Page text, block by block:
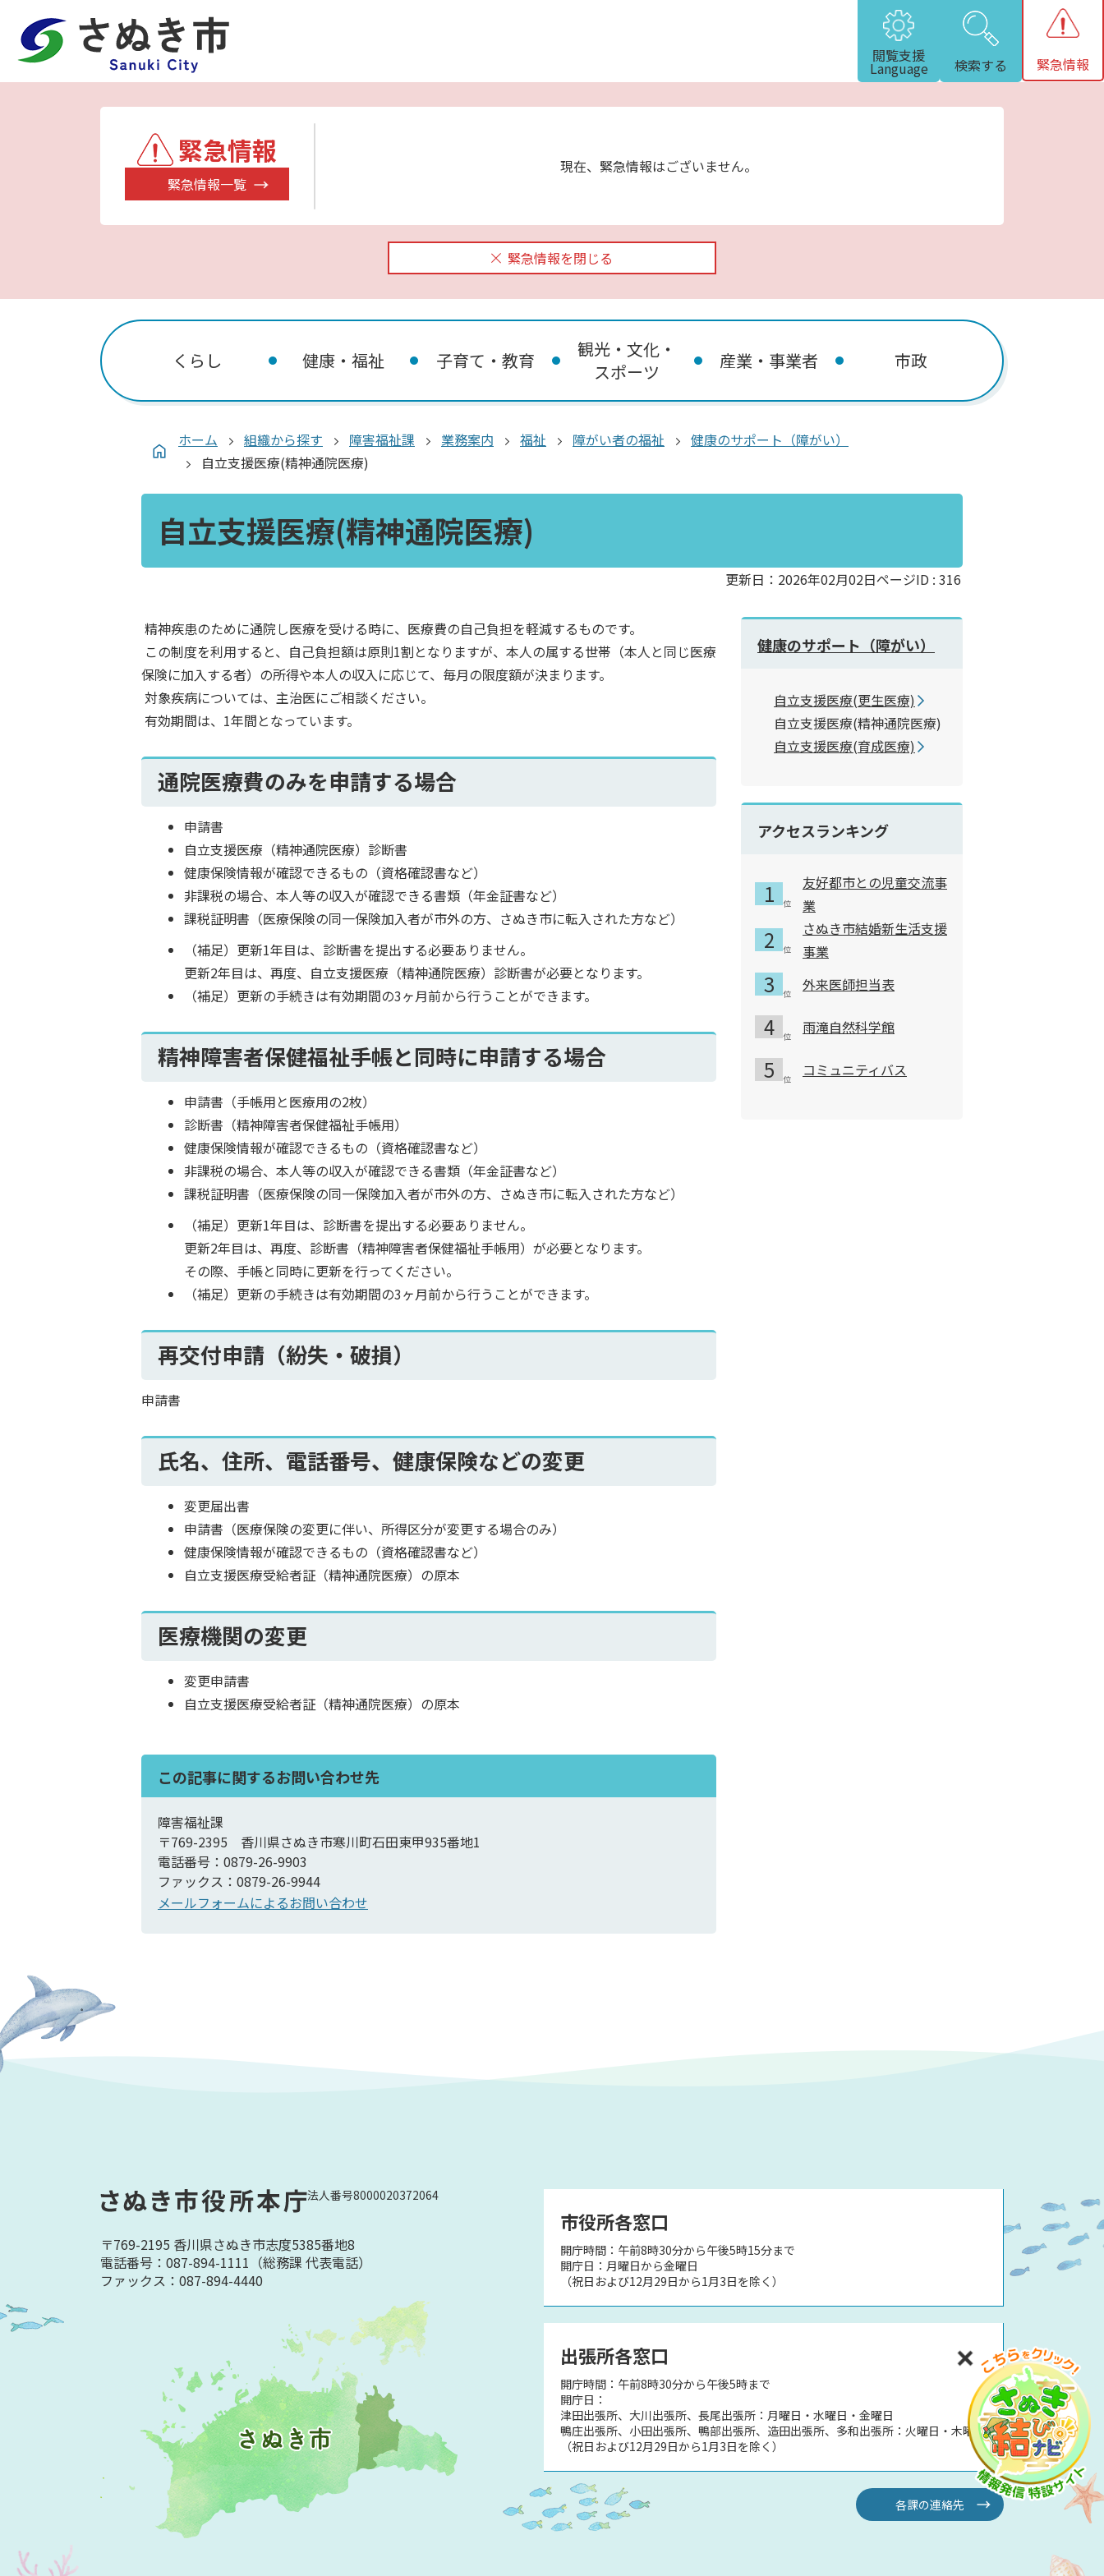
閲覧支援
Language 検索する 緊急情報
緊急情報
緊急情報一覧
現在、緊急情報はございません。
緊急情報を閉じる
くらし 健康・福祉 子育て・教育
観光・文化・
スポーツ
産業・事業者 市政
ホーム 組織から探す 障害福祉課 業務案内 福祉 障がい者の福祉
健康のサポート（障がい）
自立支援医療(精神通院医療)
自立支援医療(精神通院医療)
更新日：2026年02月02日ページID : 316
精神疾患のために通院し医療を受ける時に、医療費の自己負担を軽減するものです。
この制度を利用すると、自己負担額は原則1割となりますが、本人の属する世帯（本人と同じ医療
保険に加入する者）の所得や本人の収入に応じて、毎月の限度額が決まります。
対象疾病については、主治医にご相談ください。
有効期間は、1年間となっています。
通院医療費のみを申請する場合
申請書
自立支援医療（精神通院医療）診断書
健康保険情報が確認できるもの（資格確認書など）
非課税の場合、本人等の収入が確認できる書類（年金証書など）
課税証明書（医療保険の同一保険加入者が市外の方、さぬき市に転入された方など）
（補足）更新1年目は、診断書を提出する必要ありません。
更新2年目は、再度、自立支援医療（精神通院医療）診断書が必要となります。
（補足）更新の手続きは有効期間の3ヶ月前から行うことができます。
精神障害者保健福祉手帳と同時に申請する場合
申請書（手帳用と医療用の2枚）
診断書（精神障害者保健福祉手帳用）
健康保険情報が確認できるもの（資格確認書など）
非課税の場合、本人等の収入が確認できる書類（年金証書など）
課税証明書（医療保険の同一保険加入者が市外の方、さぬき市に転入された方など）
（補足）更新1年目は、診断書を提出する必要ありません。
更新2年目は、再度、診断書（精神障害者保健福祉手帳用）が必要となります。
その際、手帳と同時に更新を行ってください。
（補足）更新の手続きは有効期間の3ヶ月前から行うことができます。
再交付申請（紛失・破損）
申請書
氏名、住所、電話番号、健康保険などの変更
変更届出書
申請書（医療保険の変更に伴い、所得区分が変更する場合のみ）
健康保険情報が確認できるもの（資格確認書など）
自立支援医療受給者証（精神通院医療）の原本
医療機関の変更
変更申請書
自立支援医療受給者証（精神通院医療）の原本
この記事に関するお問い合わせ先
障害福祉課
〒769-2395 香川県さぬき市寒川町石田東甲935番地1
電話番号：0879-26-9903
ファックス：0879-26-9944
メールフォームによるお問い合わせ
健康のサポート（障がい）
自立支援医療(更生医療)
自立支援医療(精神通院医療)
自立支援医療(育成医療)
アクセスランキング
友好都市との児童交流事
業
さぬき市結婚新生活支援
事業
外来医師担当表
雨滝自然科学館
コミュニティバス
法人番号8000020372064
〒769-2195 香川県さぬき市志度5385番地8
電話番号：087-894-1111 （総務課 代表電話）
ファックス：087-894-4440
市役所各窓口
開庁時間：午前8時30分から午後5時15分まで
開庁日：月曜日から金曜日
（祝日および12月29日から1月3日を除く）
出張所各窓口
開庁時間：午前8時30分から午後5時まで
開庁日：
津田出張所、大川出張所、長尾出張所：月曜日・水曜日・金曜日
鴨庄出張所、小田出張所、鴨部出張所、造田出張所、多和出張所：火曜日・木曜日
（祝日および12月29日から1月3日を除く）
各課の連絡先